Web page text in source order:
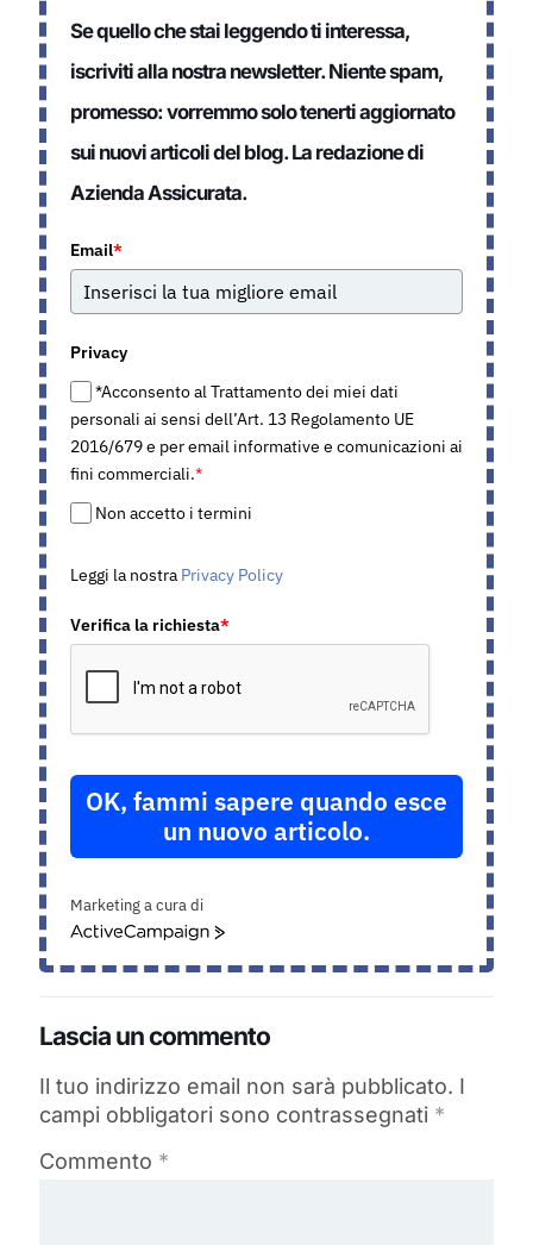
Se quello che stai leggendo ti interessa,
iscriviti alla nostra newsletter. Niente spam,
promesso: vorremmo solo tenerti aggiornato
sui nuovi articoli del blog. La redazione di
Azienda Assicurata.
Email*
Privacy
*Acconsento al Trattamento dei miei dati
personali ai sensi dell’Art. 13 Regolamento UE
2016/679 e per email informative e comunicazioni ai
fini commerciali.*
Non accetto i termini
Leggi la nostra Privacy Policy
Verifica la richiesta*
OK, fammi sapere quando esce
un nuovo articolo.
Marketing a cura di
ActiveCampaign
Lascia un commento
Il tuo indirizzo email non sarà pubblicato. I
campi obbligatori sono contrassegnati *
Commento *